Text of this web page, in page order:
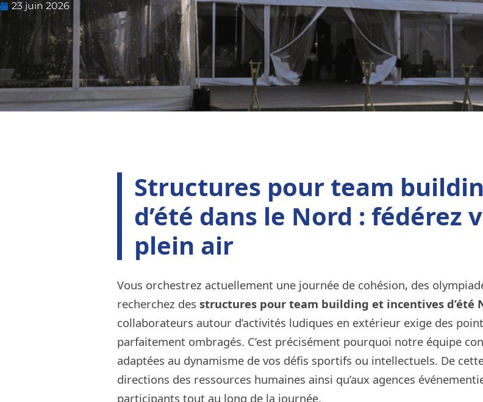
23 juin 2026
Structures pour team
d’été dans le Nord : fédérez
plein air
Vous orchestrez actuellement une journée de cohésion, des
recherchez des structures pour team building et incentives d’été
collaborateurs autour d’activités ludiques en extérieur exige des
parfaitement ombragés. C’est précisément pourquoi notre équipe
adaptées au dynamisme de vos défis sportifs ou intellectuels. De
directions des ressources humaines ainsi qu’aux agences
participants tout au long de la journée.